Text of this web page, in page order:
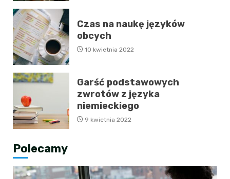
Czas na naukę języków
obcych
10 kwietnia 2022
Garść podstawowych
zwrotów z języka
niemieckiego
9 kwietnia 2022
Polecamy